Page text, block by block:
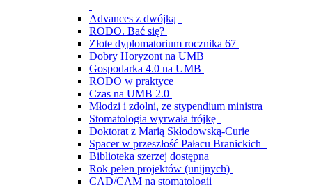
Advances z dwójką
RODO. Bać się?
Złote dyplomatorium rocznika 67
Dobry Horyzont na UMB
Gospodarka 4.0 na UMB
RODO w praktyce
Czas na UMB 2.0
Młodzi i zdolni, ze stypendium ministra
Stomatologia wyrwała trójkę
Doktorat z Marią Skłodowską-Curie
Spacer w przeszłość Pałacu Branickich
Biblioteka szerzej dostępna
Rok pełen projektów (unijnych)
CAD/CAM na stomatologii